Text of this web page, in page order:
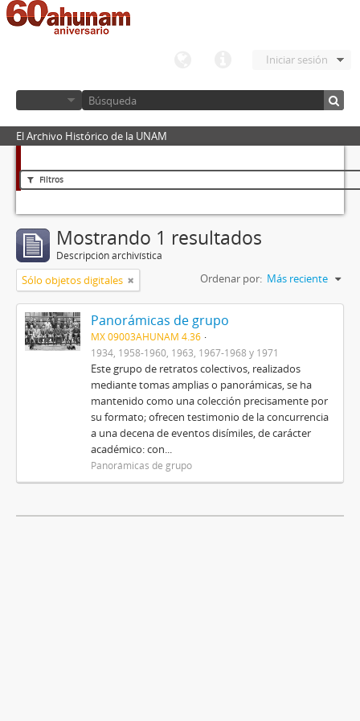
Iniciar sesión
El Archivo Histórico de la UNAM
Filtros
Mostrando 1 resultados
Descripción archivística
Sólo objetos digitales Ordenar por: Más reciente
Panorámicas de grupo
MX 09003AHUNAM 4.36
1934, 1958-1960, 1963, 1967-1968 y 1971
Este grupo de retratos colectivos, realizados
mediante tomas amplias o panorámicas, se ha
mantenido como una colección precisamente por
su formato; ofrecen testimonio de la concurrencia
a una decena de eventos disímiles, de carácter
académico: con...
Panorámicas de grupo